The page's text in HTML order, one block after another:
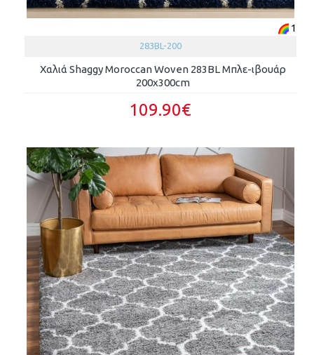
1
283BL-200
Χαλιά Shaggy Moroccan Woven 283BL Μπλε-ιβουάρ
200x300cm
109.90€